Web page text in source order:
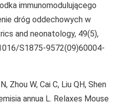
immunomodulującego
dróg oddechowych w
and neonatology, 49(5),
S1875-9572(09)60004-
Zhou W, Cai C, Liu QH, Shen
annua L. Relaxes Mouse